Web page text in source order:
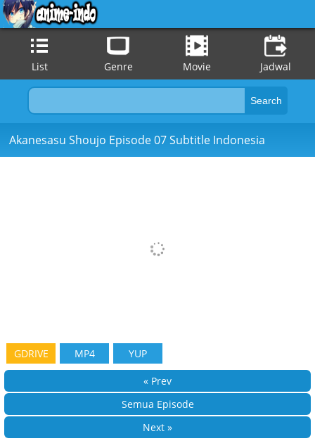
List Genre Movie Jadwal
Akanesasu Shoujo Episode 07 Subtitle Indonesia
GDRIVE MP4 YUP
« Prev
Semua Episode
Next »